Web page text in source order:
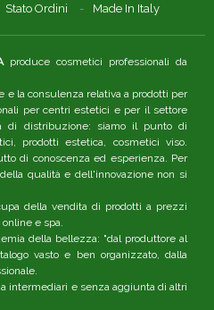
Stato Ordini Made In Italy
produce cosmetici professionali da
e la consulenza relativa a prodotti per
per centri estetici e per il settore
di distribuzione: siamo il punto di
prodotti estetica, cosmetici viso.
di conoscenza ed esperienza. Per
qualità e dell'innovazione non si
della vendita di prodotti a prezzi
e spa.
della bellezza: "dal produttore al
vasto e ben organizzato, dalla
intermediari e senza aggiunta di altri